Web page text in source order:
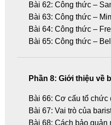
Bài 62: Công thức –
Bài 63: Công thức –
Bài 64: Công thức –
Bài 65: Công thức –
Phần 8: Giới thiệu về
Bài 66: Cơ cấu tổ chức
Bài 67: Vai trò của
Bài 68: Cách bảo quản